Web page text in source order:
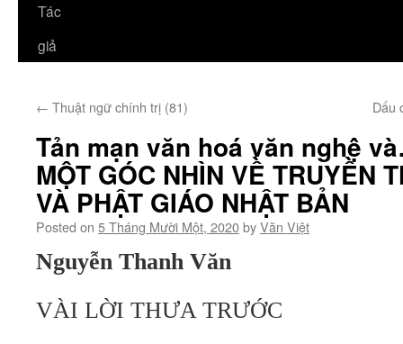
Tác
giả
← Thuật ngữ chính trị (81) Dấu
Tản mạn văn hoá văn nghệ
MỘT GÓC NHÌN VỀ TRUYỀN
VÀ PHẬT GIÁO NHẬT BẢN
Posted on 5 Tháng Mười Một, 2020byVăn Việt
Nguyễn Thanh Văn
VÀI LỜI THƯA TRƯỚC